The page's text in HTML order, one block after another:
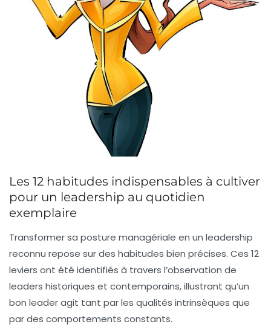
Les 12 habitudes indispensables à cultiver
pour un leadership au quotidien
exemplaire
Transformer sa posture managériale en un leadership
reconnu repose sur des habitudes bien précises. Ces 12
leviers ont été identifiés à travers l’observation de
leaders historiques et contemporains, illustrant qu’un
bon leader agit tant par les qualités intrinsèques que
par des comportements constants.